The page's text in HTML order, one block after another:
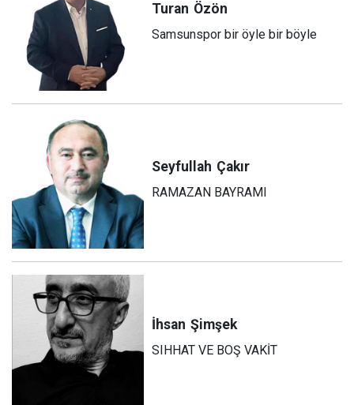
Turan Özön
Samsunspor bir öyle bir böyle
Seyfullah Çakır
RAMAZAN BAYRAMI
İhsan Şimşek
SIHHAT VE BOŞ VAKİT